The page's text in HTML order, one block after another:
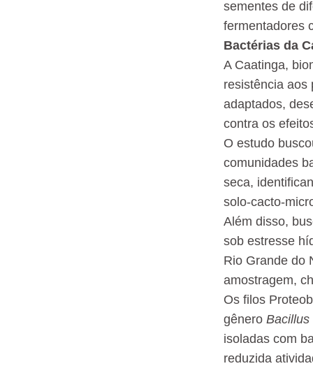
sementes de
fermentadores
Bactérias da
A Caatinga,
resistência aos
adaptados,
contra os
O estudo
comunidades
seca,
solo-cacto-
Além disso,
sob estresse
Rio Grande do
amostragem,
Os filos
gênero Bacillus
isoladas com
reduzida